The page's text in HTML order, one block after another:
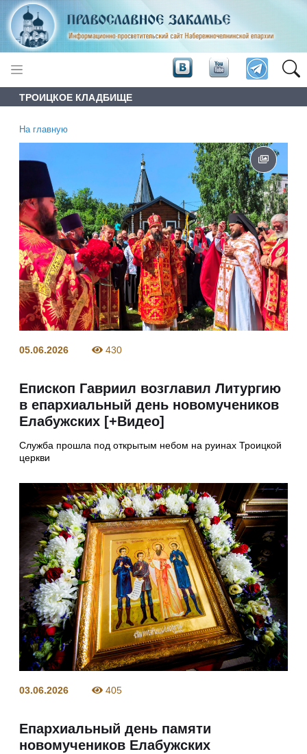
ТРОИЦКОЕ КЛАДБИЩЕ
На главную
05.06.2026 430
Епископ Гавриил возглавил Литургию
в епархиальный день новомучеников
Елабужских [+Видео]
Служба прошла под открытым небом на руинах Троицкой
церкви
03.06.2026 405
Епархиальный день памяти
новомучеников Елабужских